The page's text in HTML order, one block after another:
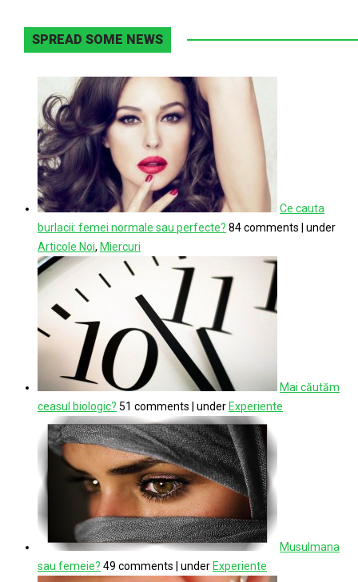
SPREAD SOME NEWS
Ce cauta
burlacii: femei normale sau perfecte? 84 comments
under
Articole Noi, Miercuri
Mai căutăm
ceasul biologic? 51 comments under Experiente
Musulmana
sau femeie? 49 comments under Experiente